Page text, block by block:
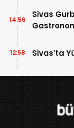
Sivas
14:56
Sivas’ta
12:58